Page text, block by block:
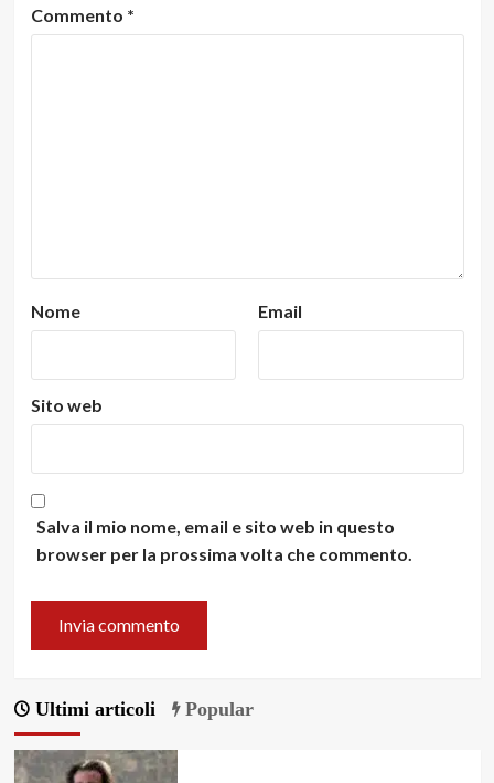
Commento *
Nome Email
Sito web
Salva il mio nome, email e sito web in questo
browser per la prossima volta che commento.
Ultimi articoli Popular